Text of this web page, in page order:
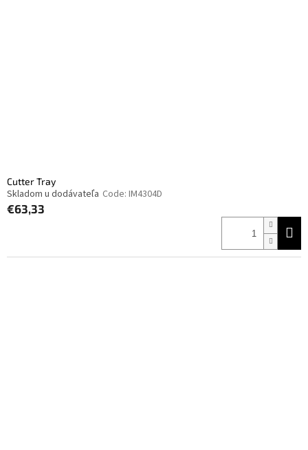
Cutter Tray
Skladom u dodávateľa Code: IM4304D
€63,33